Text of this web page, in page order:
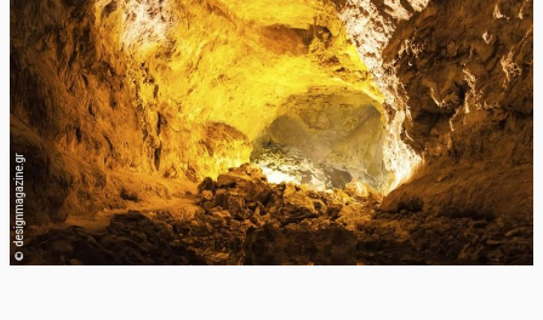
©
designmagazine.gr